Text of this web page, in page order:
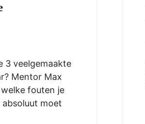
3 veelgemaakte
Mentor Max
fouten je
moet